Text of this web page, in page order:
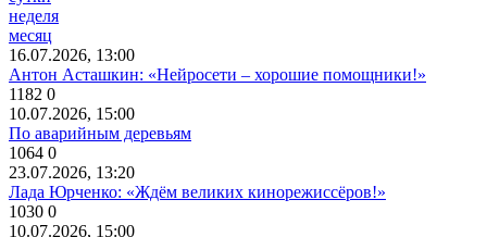
неделя
месяц
16.07.2026, 13:00
Антон Асташкин: «Нейросети – хорошие помощники!»
1182 0
10.07.2026, 15:00
По аварийным деревьям
1064 0
23.07.2026, 13:20
Лада Юрченко: «Ждём великих кинорежиссёров!»
1030 0
10.07.2026, 15:00